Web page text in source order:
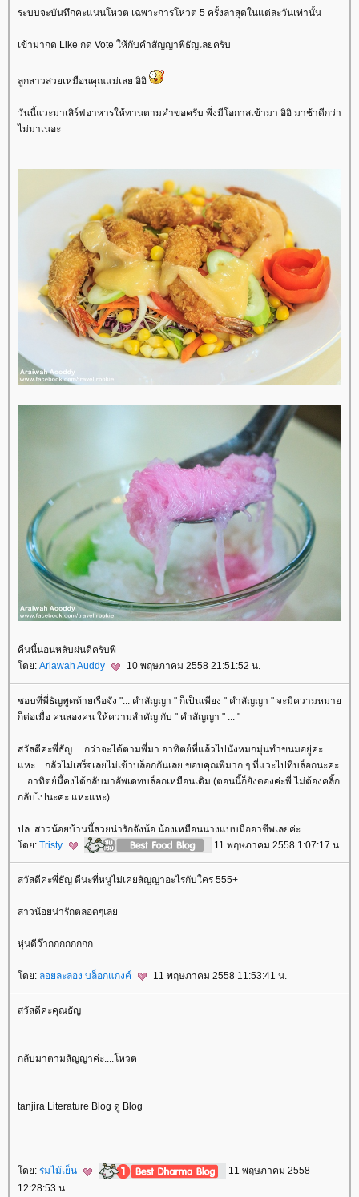
ระบบจะบันทึกคะแนนโหวต เฉพาะการโหวต 5 ครั้งล่าสุดในแต่ละวันเท่านั้น
เข้ามากด Like กด Vote ให้กับคำสัญญาพี่ธัญเลยครับ
ลูกสาวสวยเหมือนคุณแม่เลย อิอิ
วันนี้แวะมาเสิร์ฟอาหารให้ทานตามคำขอครับ พึ่งมีโอกาสเข้ามา อิอิ มาช้าดีกว่า
ไม่มาเนอะ
คืนนี้นอนหลับฝนดีครับพี่
ดย: Ariawah Auddy 10 พฤษภาคม 2558 21:51:52 น.
ชอบที่พี่ธัญพูดท้ายเรื่อจัง "... คำสัญญา " ก็เป็นเพียง " คำสัญญา " จะมีความหมา
ก็ต่อเมื่อ คนสองคน ให้ความสำคัญ กับ " คำสัญญา " ... "
สวัสดีค่ะพี่ธัญ ... กว่าจะได้ตามพี่มา อาทิตย์ที่แล้วไปนั่งหมกมุ่นทำขนมอยู่ค่ะ
หะ .. กลัวไม่เสร็จเลยไม่เข้าบล็อกกันเลย ขอบคุณพี่มาก ๆ ที่แวะไปที่บล็อกนะคะ
... อาทิตย์นี้คงได้กลับมาอัพเดทบล็อกเหมือนเดิม (ตอนนี้ก็ยังดองค่ะพี่ ไม่ต้องคลิ้ก
กลับไปนะคะ แหะแหะ)
ปล. สาวน้อยบ้านนี้สวยน่ารักจังน้อ น้องเหมือนนางแบบมืออาชีพเลยค่ะ
ดย: Tristy 11 พฤษภาคม 2558 1:07:17 น.
สวัสดีค่ะพี่ธัญ ดีนะที่หนูไม่เคยสัญญาอะไรกับใคร 555+
สาวน้อยน่ารักตลอดๆเล
หุ่นดีว๊ากกกกกกกก
ดย: ลอยละล่อง บล็อกแกงค์ 11 พฤษภาคม 2558 11:53:41 น.
สวัสดีค่ะคุณธัญ
กลับมาตามสัญญาค่ะ....โหวต
tanjira Literature Blog ดู Blog
ดย: ร่มไม้เย็น
11 พฤษภาคม 2558
12:28:53 น.